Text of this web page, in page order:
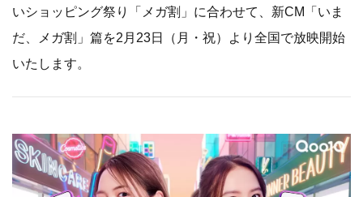
いショッピング祭り「メガ割」に合わせて、新CM「いま
だ、メガ割」篇を2月23日（月・祝）より全国で放映開始
いたします。